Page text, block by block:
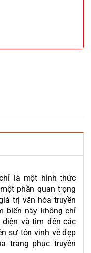
là một hình thức
phần quan trọng
trị văn hóa truyền
biển này không chỉ
diện và tìm đến các
sự tôn vinh vẻ đẹp
trang phục truyền